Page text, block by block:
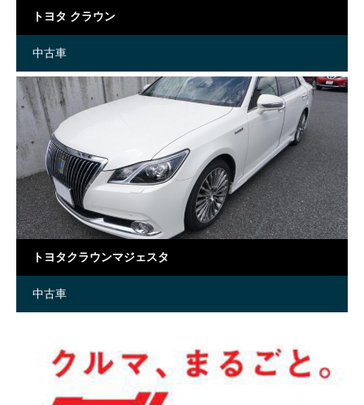
トヨタ クラウン
中古車
トヨタクラウンマジェスタ
中古車